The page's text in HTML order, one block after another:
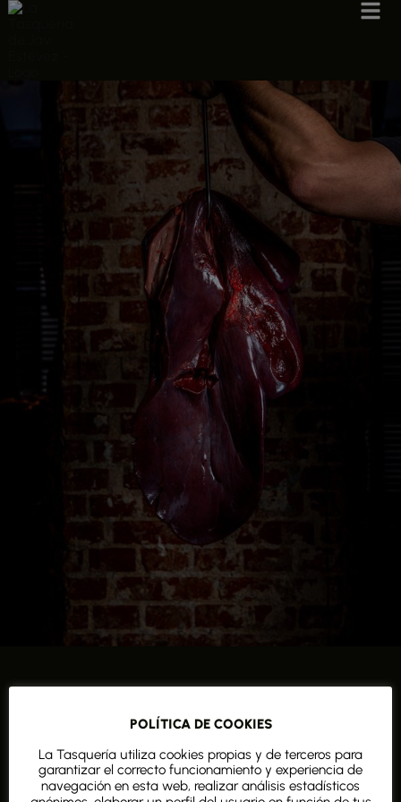
En La Tasquería, reducimos el desperdicio de
contribuyendo a la sostenibilidad.
Valoramos el aprovechamiento total del animal,
POLÍTICA DE COOKIES
La Tasquería utiliza cookies propias y de terceros para
garantizar el correcto funcionamiento y experiencia de
navegación en esta web, realizar análisis estadísticos